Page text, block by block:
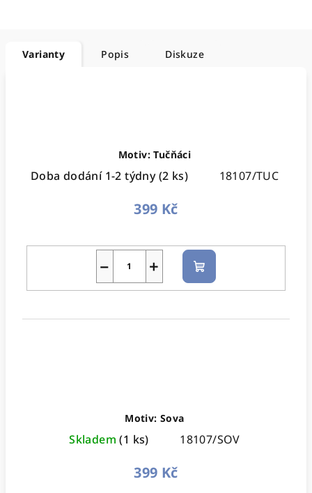
Varianty Popis Diskuze
Motiv: Tučňáci
Doba dodání 1-2 týdny(2 ks) 18107/TUC
399 Kč
+
− Do
košíku
Motiv: Sova
Skladem(1 ks) 18107/SOV
399 Kč